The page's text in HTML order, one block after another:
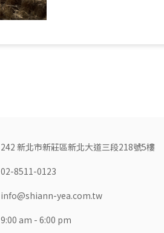
242 新北市新莊區新北大道三段218號5樓
02-8511-0123
info@shiann-yea.com.tw
9:00 am - 6:00 pm